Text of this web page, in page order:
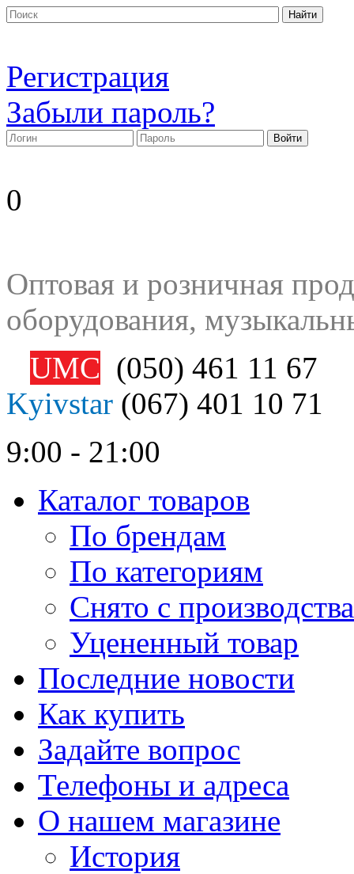
Регистрация
Забыли пароль?
0
Оптовая и розничная
оборудования,
UMC (050) 461 11 67
Kyivstar (067) 401 10 71
9:00 - 21:00
Каталог товаров
По брендам
По категориям
Снято с производства
Уцененный товар
Последние новости
Как купить
Задайте вопрос
Телефоны и адреса
О нашем магазине
История